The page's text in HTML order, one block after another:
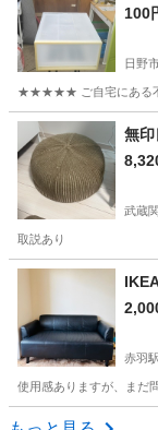
100
日野
★★★★★ ご自宅にある不
東京 日野市 収
無
武蔵
取説あり
東京 練馬区
赤羽駅
使用感ありますが、まだ
東京 北区